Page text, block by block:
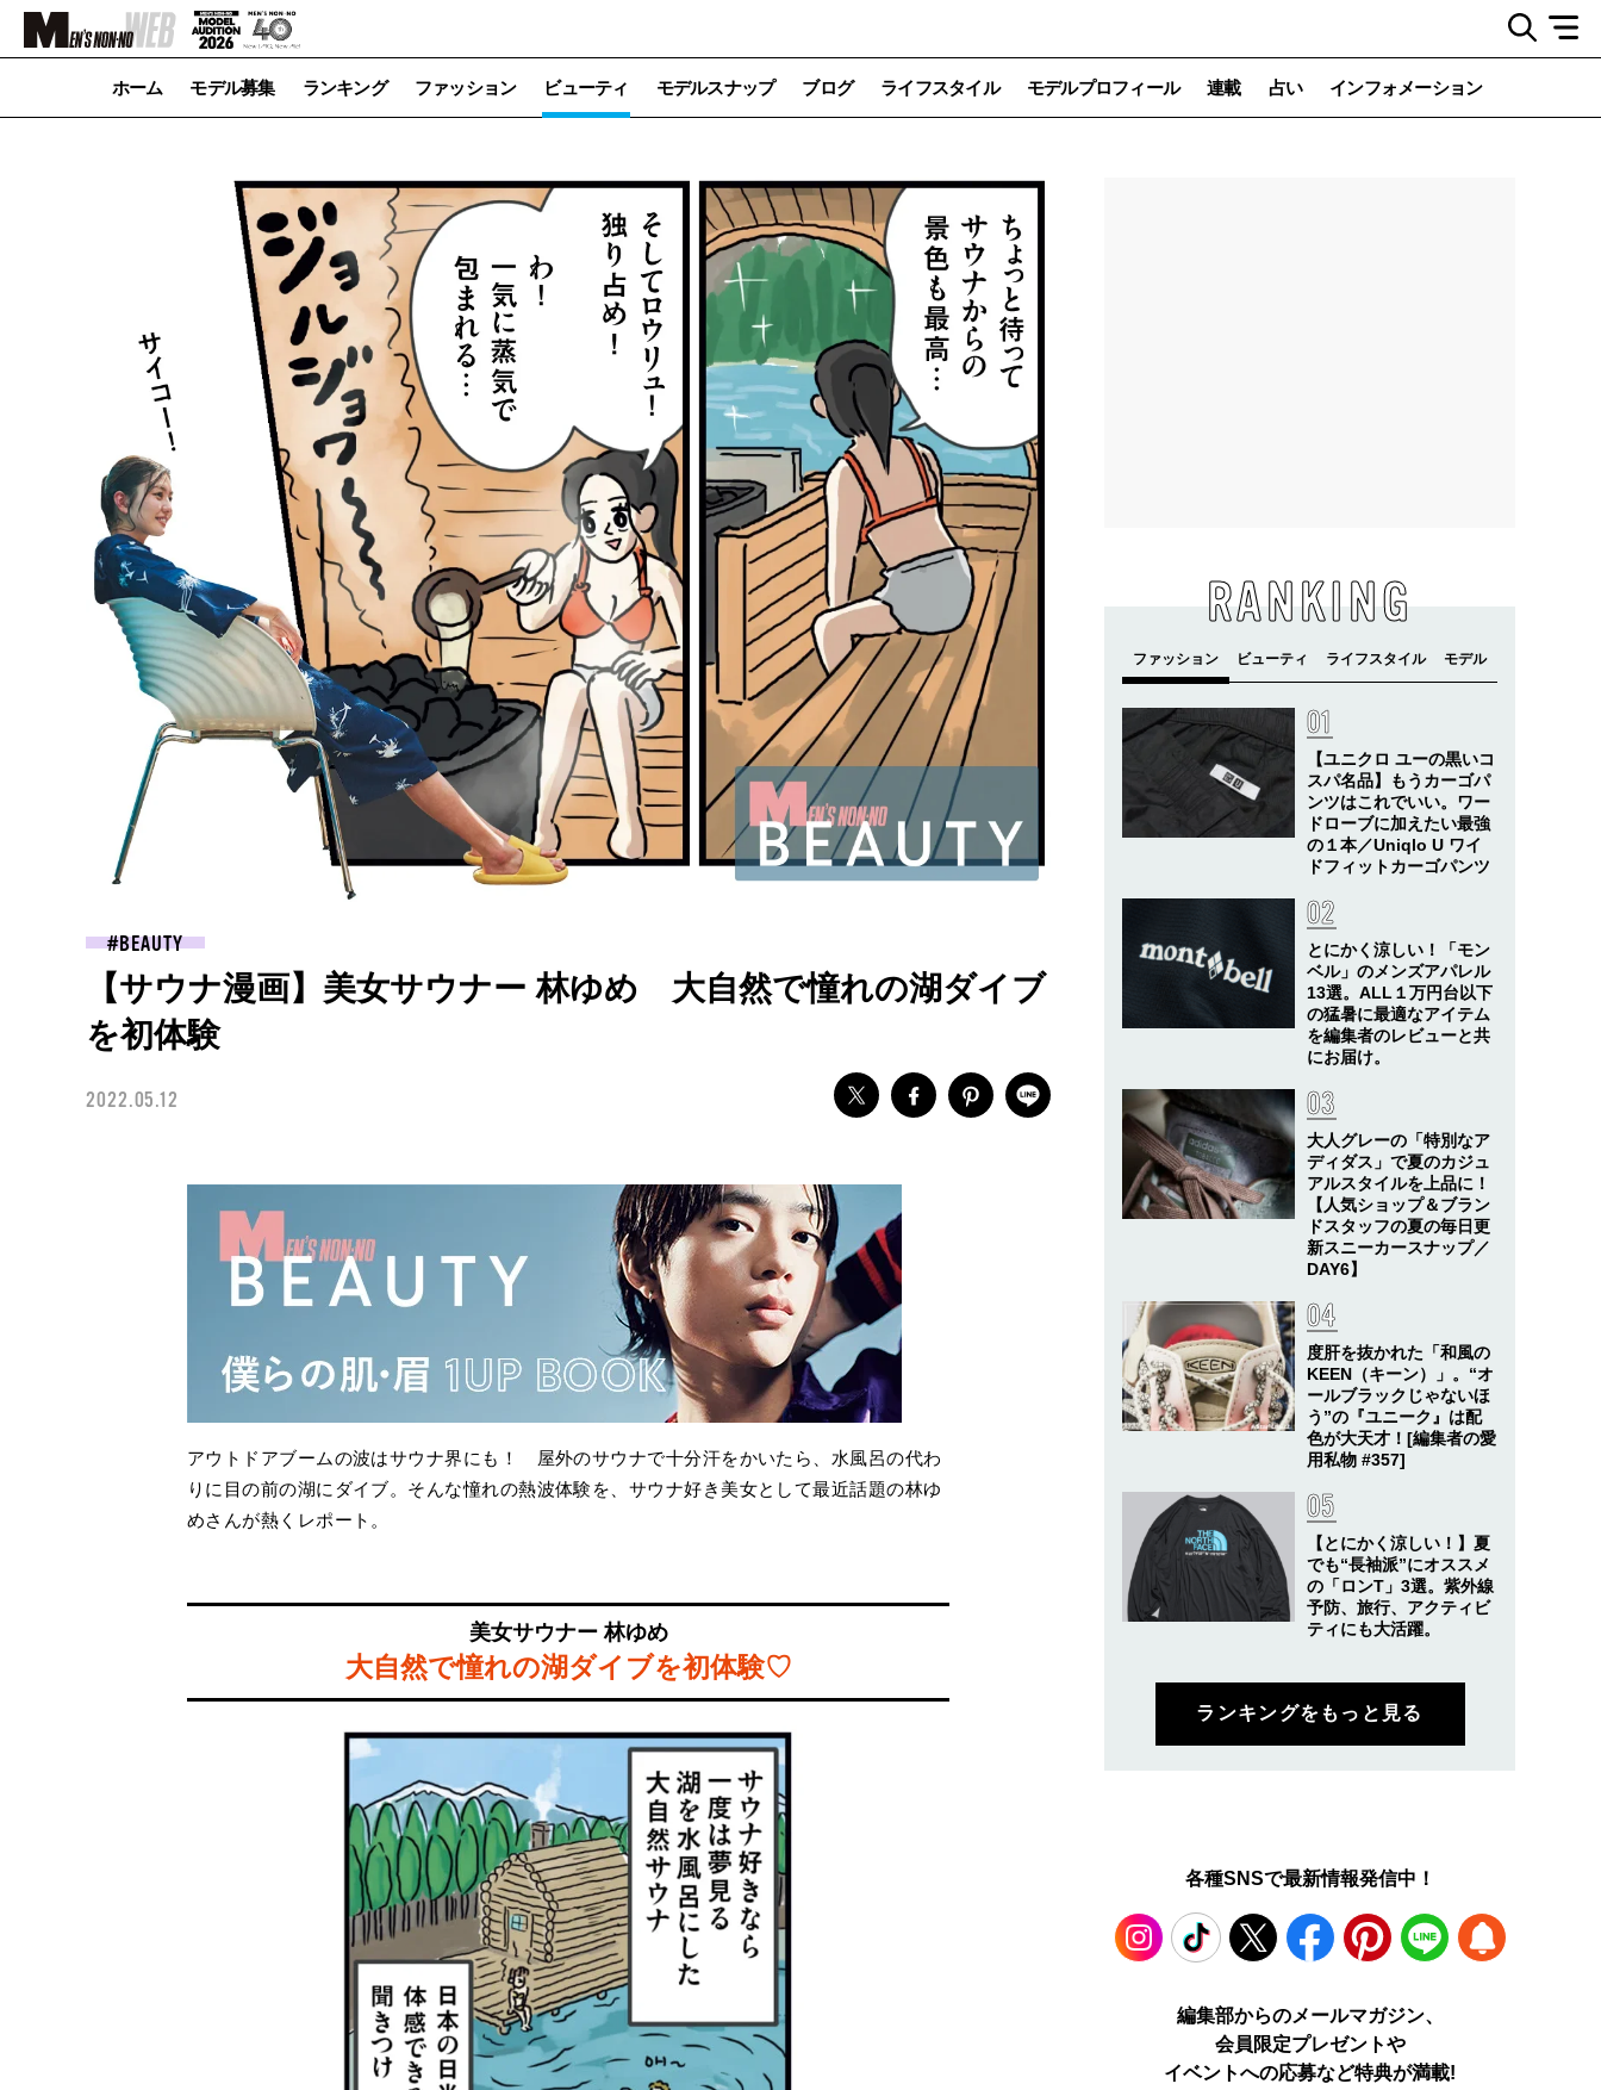
ホーム モデル募集 ランキング ファッション ビューティ モデルスナップ ブログ ライフスタイル モデルプロフィール 連載 占い インフォメーション
BEAUTY
【サウナ漫画】美女サウナー 林ゆめ 大自然で憧れの湖ダイブ
を初体験
2022.05.12
アウトドアブームの波はサウナ界にも！ 屋外のサウナで十分汗をかいたら、水風呂の代わ
りに目の前の湖にダイブ。そんな憧れの熱波体験を、サウナ好き美女として最近話題の林ゆ
めさんが熱くレポート。
美女サウナー 林ゆめ
大自然で憧れの湖ダイブを初体験♡
RANKING
【ユニクロ ユーの黒いコ
スパ名品】もうカーゴパ
ンツはこれでいい。ワー
ドローブに加えたい最強
の１本／Uniqlo U ワイ
ドフィットカーゴパンツ
とにかく涼しい！「モン
ベル」のメンズアパレル
13選。ALL１万円台以下
の猛暑に最適なアイテム
を編集者のレビューと共
にお届け。
大人グレーの「特別なア
ディダス」で夏のカジュ
アルスタイルを上品に！
【人気ショップ＆ブラン
ドスタッフの夏の毎日更
新スニーカースナップ／
DAY6】
度肝を抜かれた「和風の
KEEN（キーン）」。“オ
ールブラックじゃないほ
う”の『ユニーク』は配
色が大天才！[編集者の愛
用私物 #357]
【とにかく涼しい！】夏
でも“長袖派”にオススメ
の「ロンT」3選。紫外線
予防、旅行、アクティビ
ティにも大活躍。
ランキングをもっと見る
各種SNSで最新情報発信中！
TikTok Facebook Pinterest LINE
編集部からのメールマガジン、
会員限定プレゼントや
イベントへの応募など特典が満載!